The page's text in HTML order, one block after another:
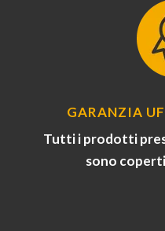
GARANZIA
Tutti i prodotti
sono